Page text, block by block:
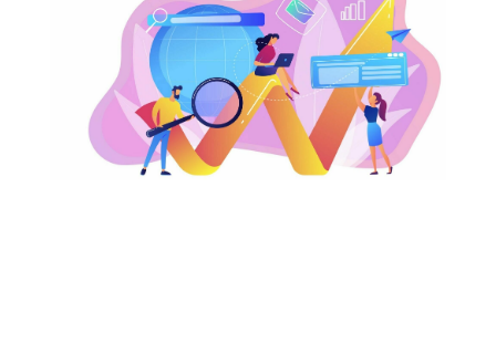
Français
English